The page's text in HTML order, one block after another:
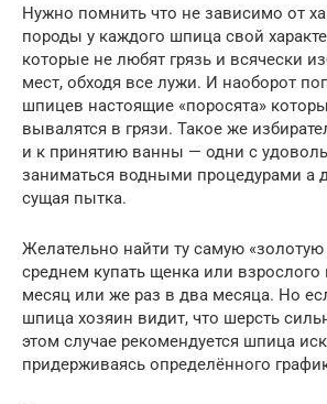
Нужно помнить что не зависимо от
породы у каждого шпица свой
которые не любят грязь и всячески
мест, обходя все лужи. И наоборот
шпицев настоящие «поросята»
вывалятся в грязи. Такое же
и к принятию ванны — одни с
заниматься водными процедурами а
сущая пытка.
Желательно найти ту самую «золотую
среднем купать щенка или
месяц или же раз в два месяца. Но
шпица хозяин видит, что шерсть
этом случае рекомендуется шпица
придерживаясь определённого